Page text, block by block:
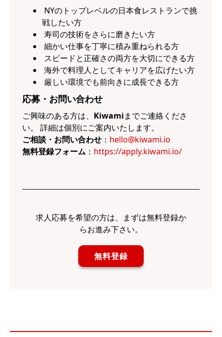
NYのトップレベルの日本食レストランで挑
戦したい方
寿司の技術をさらに磨きたい方
細かい仕事を丁寧に積み重ねられる方
スピードと正確さの両方を大切にできる方
海外で料理人としてキャリアを広げたい方
厳しい環境でも前向きに成長できる方
応募・お問い合わせ
ご興味のある方は、 Kiwamiまでご連絡くださ
い。 詳細は個別にご案内いたします。
ご相談・お問い合わせ ： hello@kiwami.io
無料登録フォーム ： https://apply.kiwami.io/
求人応募を希望の方は、まずは無料登録か
らお進み下さい。
無料登録